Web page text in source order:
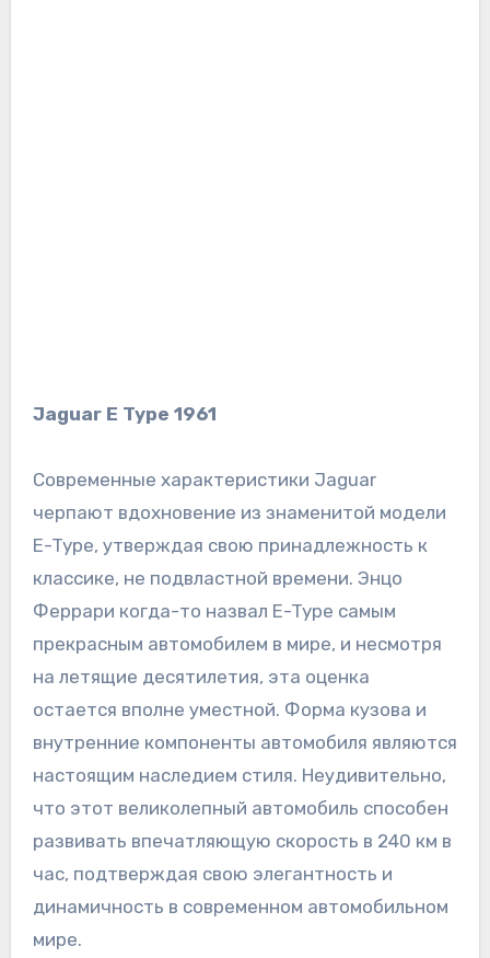
Jaguar E Type 1961
Современные характеристики Jaguar
черпают вдохновение из знаменитой модели
E-Type, утверждая свою принадлежность к
классике, не подвластной времени. Энцо
Феррари когда-то назвал E-Type самым
прекрасным автомобилем в мире, и несмотря
на летящие десятилетия, эта оценка
остается вполне уместной. Форма кузова и
внутренние компоненты автомобиля являются
настоящим наследием стиля. Неудивительно,
что этот великолепный автомобиль способен
развивать впечатляющую скорость в 240 км в
час, подтверждая свою элегантность и
динамичность в современном автомобильном
мире.